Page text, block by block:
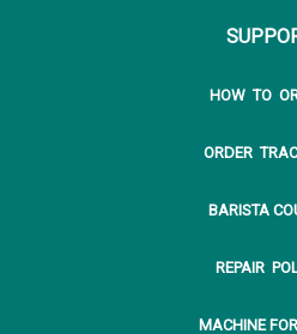
HOW TO
ORDER
BARISTA
REPAIR
MACHINE